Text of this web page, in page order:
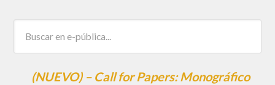
(NUEVO) – Call for Papers: Monográfico